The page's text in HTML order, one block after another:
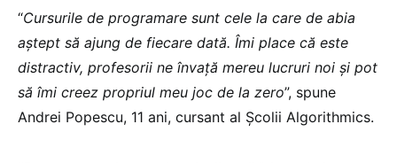
“Cursurile de programare sunt cele la care de abia
aștept să ajung de fiecare dată. Îmi place că este
distractiv, profesorii ne învață mereu lucruri noi și pot
să îmi creez propriul meu joc de la zero”, spune
Andrei Popescu, 11 ani, cursant al Școlii Algorithmics.